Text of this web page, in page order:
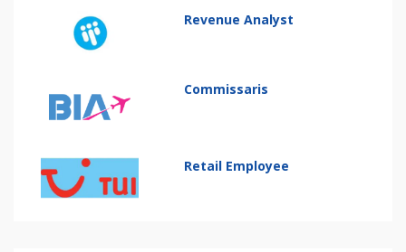
Revenue Analyst
Commissaris
Retail Employee